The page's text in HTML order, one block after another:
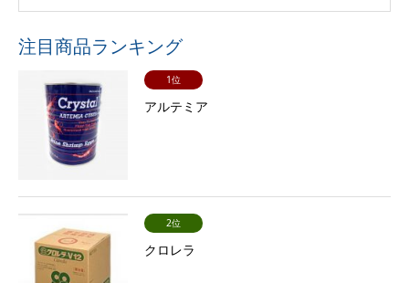
注目商品ランキング
1位
アルテミア
2位
クロレラ